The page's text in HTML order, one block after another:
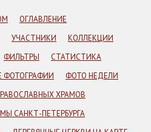
ОГЛАВЛЕНИЕ
УЧАСТНИКИ
КОЛЛЕКЦИИ
ФИЛЬТРЫ
СТАТИСТИКА
ФОТОГРАФИИ
ФОТО НЕДЕЛИ
ХРАМОВ
САНКТ-ПЕТЕРБУРГА